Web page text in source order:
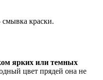
краски.
ярких или темных
цвет прядей она не